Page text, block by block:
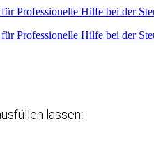
Professionelle Hilfe bei der
Professionelle Hilfe bei der
lassen: